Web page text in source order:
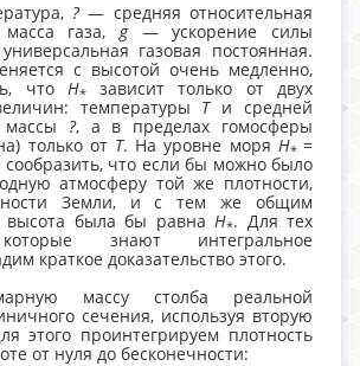
?— средняя относительная
масса газа,g— ускорение силы
газовая постоянная.
с высотой очень медленно,
что H*зависит только от двух
температуры Ти средней
массы ?, а в пределах гомосферы
только от Т. На уровне моря H*=
что если бы можно было
атмосферу той же плотности,
Земли, и с тем же общим
высота была бы равна H*. Для тех
знают интегральное
краткое доказательство этого.
массу столба реальной
сечения, используя вторую
этого проинтегрируем плотность
от нуля до бесконечности: